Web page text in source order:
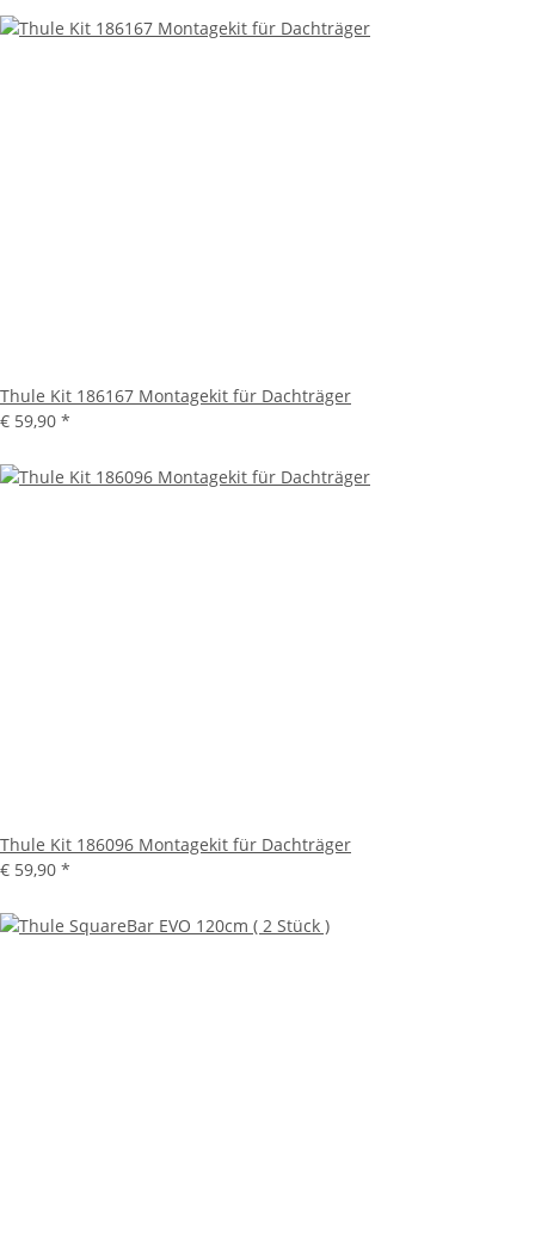
Thule Kit 186167 Montagekit für Dachträger
€ 59,90 *
Thule Kit 186096 Montagekit für Dachträger
€ 59,90 *